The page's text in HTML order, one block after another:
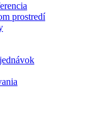
prostredí